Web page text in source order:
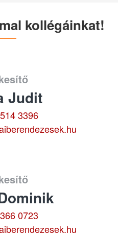
kollégáinkat!
Judit
3396
0723